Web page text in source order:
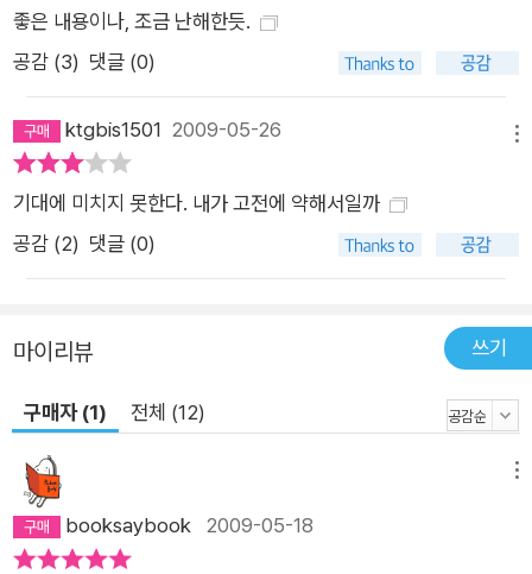
좋은 내용이나, 조금 난해한듯.
공감 (3) 댓글 (0)
ktgbis1501 2009-05-26
기대에 미치지 못한다. 내가 고전에 약해서일까
공감 (2) 댓글 (0)
마이리뷰 쓰기
구매자 (1) 전체 (12)
booksaybook 2009-05-18